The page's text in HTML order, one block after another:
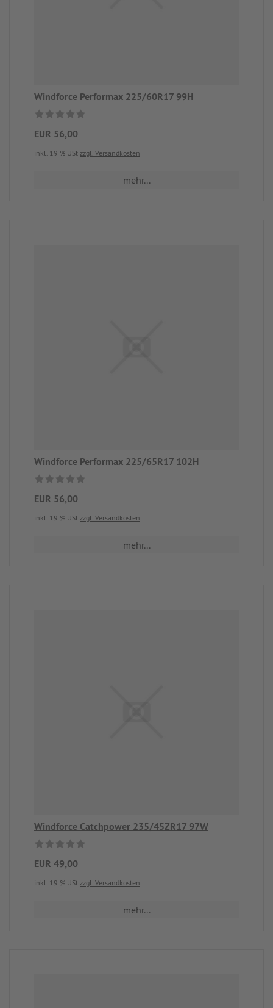
Windforce Performax 225/60R17 99H
EUR 56,00
inkl. 19 % USt zzgl. Versandkosten
mehr...
Windforce Performax 225/65R17 102H
EUR 56,00
inkl. 19 % USt zzgl. Versandkosten
mehr...
Windforce Catchpower 235/45ZR17 97W
EUR 49,00
inkl. 19 % USt zzgl. Versandkosten
mehr...